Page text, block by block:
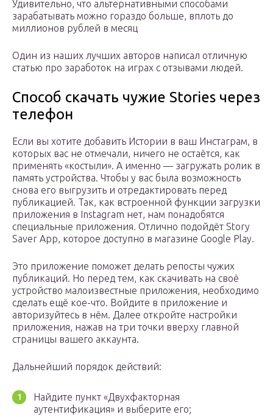
Удивительно, что альтернативными способами
зарабатывать можно гораздо больше, вплоть до
миллионов рублей в месяц
Один из наших лучших авторов написал отличную
статью про заработок на играх с отзывами людей.
Способ скачать чужие Stories через
телефон
Если вы хотите добавить Истории в ваш Инстаграм, в
которых вас не отмечали, ничего не остаётся, как
применять «костыли». А именно — загружать ролик в
память устройства. Чтобы у вас была возможность
снова его выгрузить и отредактировать перед
публикацией. Так, как встроенной функции загрузки
приложения в Instagram нет, нам понадобятся
специальные приложения. Отлично подойдёт Story
Saver App, которое доступно в магазине Google Play.
Это приложение поможет делать репосты чужих
публикаций. Но перед тем, как скачивать на своё
устройство малоизвестные приложения, необходимо
сделать ещё кое-что. Войдите в приложение и
авторизуйтесь в нём. Далее откройте настройки
приложения, нажав на три точки вверху главной
страницы вашего аккаунта.
Дальнейший порядок действий:
Найдите пункт «Двухфакторная
аутентификация» и выберите его;